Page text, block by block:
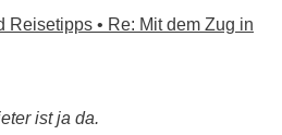
Reisetipps • Re: Mit dem Zug in
ist ja da.